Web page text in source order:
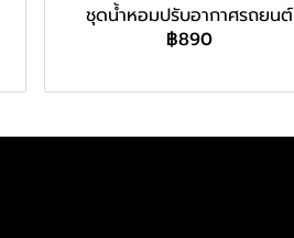
ชุดน้ำหอมปรับอากาศรถยนต์
฿890